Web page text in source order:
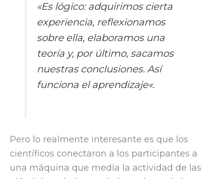
«Es lógico: adquirimos cierta
experiencia, reflexionamos
sobre ella, elaboramos una
teoría y, por último, sacamos
nuestras conclusiones. Así
funciona el aprendizaje«.
Pero lo realmente interesante es que los
científicos conectaron a los participantes a
una máquina que medía la actividad de las